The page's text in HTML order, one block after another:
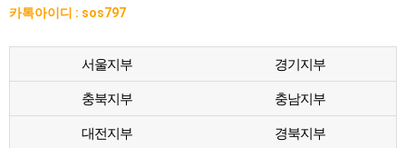
카톡아이디 : sos797
서울지부 경기지부
충북지부 충남지부
대전지부 경북지부